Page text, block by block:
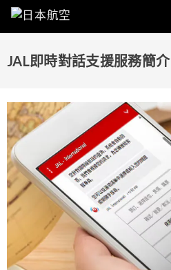
JAL即時對話支援服務簡介